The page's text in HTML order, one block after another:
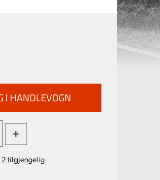
+
2tilgjengelig